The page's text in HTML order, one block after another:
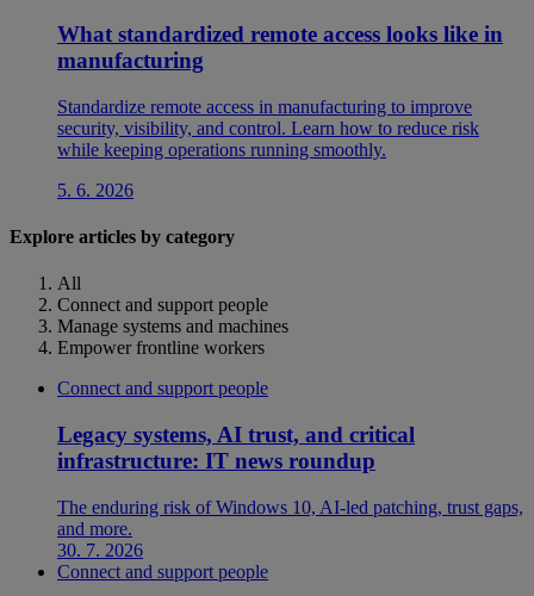
What standardized remote access looks like in
manufacturing
Standardize remote access in manufacturing to improve
security, visibility, and control. Learn how to reduce risk
while keeping operations running smoothly.
5. 6. 2026
Explore articles by category
All
Connect and support people
Manage systems and machines
Empower frontline workers
Connect and support people
Legacy systems, AI trust, and critical
infrastructure: IT news roundup
The enduring risk of Windows 10, AI-led patching, trust gaps,
and more.
30. 7. 2026
Connect and support people